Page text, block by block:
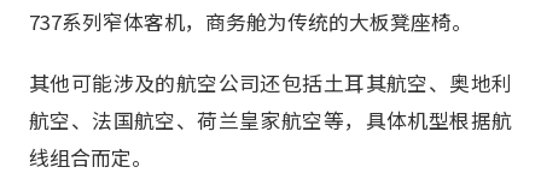
737系列窄体客机，商务舱为传统的大板凳座椅。
其他可能涉及的航空公司还包括土耳其航空、奥地利
航空、法国航空、荷兰皇家航空等，具体机型根据航
线组合而定。